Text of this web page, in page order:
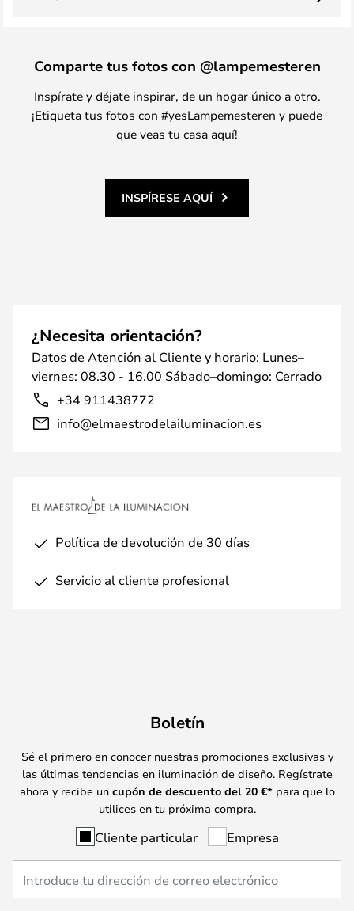
Comparte tus fotos con @lampemesteren
Inspírate y déjate inspirar, de un hogar único a otro.
¡Etiqueta tus fotos con #yesLampemesteren y puede
que veas tu casa aquí!
INSPÍRESE AQUÍ
¿Necesita orientación?
Datos de Atención al Cliente y horario: Lunes–
viernes: 08.30 - 16.00 Sábado–domingo: Cerrado
+34 911438772
info@elmaestrodelailuminacion.es
Política de devolución de 30 días
Servicio al cliente profesional
Boletín
Sé el primero en conocer nuestras promociones exclusivas y
las últimas tendencias en iluminación de diseño. Regístrate
ahora y recibe un cupón de descuento del 20 €* para que lo
utilices en tu próxima compra.
Cliente particular Empresa